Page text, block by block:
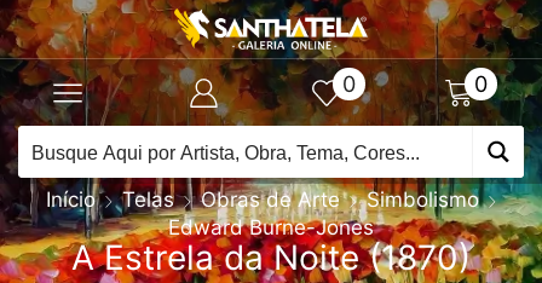
0 0
Início Telas Obras de Arte
Simbolismo
Edward Burne-Jones
A Estrela da Noite (1870)